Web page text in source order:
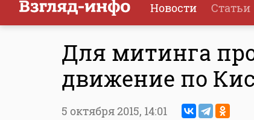
Новости Статьи
Для митинга
движение по
5 октября 2015, 14:01